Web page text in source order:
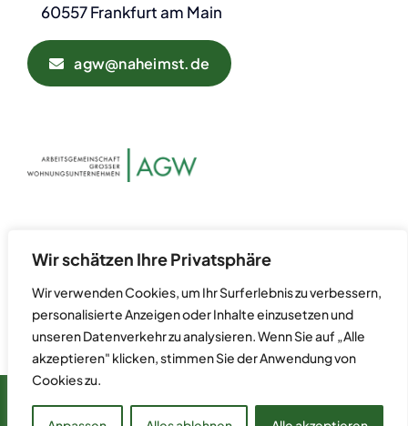
Wir schätzen Ihre Privatsphäre
Wir verwenden Cookies, um Ihr Surferlebnis zu verbessern,
personalisierte Anzeigen oder Inhalte einzusetzen und
unseren Datenverkehr zu analysieren. Wenn Sie auf „Alle
akzeptieren" klicken, stimmen Sie der Anwendung von
Cookies zu.
60557 Frankfurt am Main
agw@naheimst.de
© 2024 Arbeitsgemeinschaft Großer Wohnungsunternehmen
(AGW) • Postfach 70 07 55 • 60557 Frankfurt am Main